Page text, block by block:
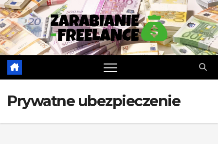
Skip
to
content
Prywatne ubezpieczenie